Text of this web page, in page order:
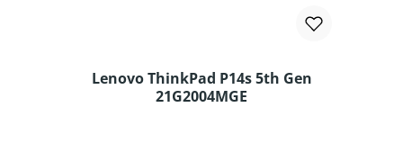
Lenovo ThinkPad P14s 5th Gen
21G2004MGE